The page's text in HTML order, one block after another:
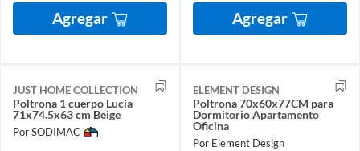
Agregar Agregar
JUST HOME COLLECTION
Poltrona 1 cuerpo Lucia
71x74.5x63 cm Beige
Por SODIMAC
ELEMENT DESIGN
Poltrona 70x60x77CM para
Dormitorio Apartamento
Oficina
Por Element Design